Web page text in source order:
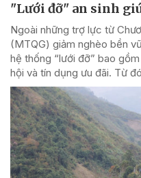
"Lưới đỡ" an sinh
Ngoài những trợ lực từ
(MTQG) giảm nghèo bền
hệ thống “lưới đỡ” bao
hội và tín dụng ưu đãi. Từ